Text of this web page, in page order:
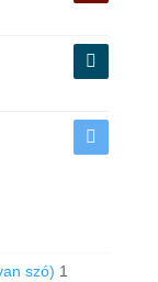
szó) 1